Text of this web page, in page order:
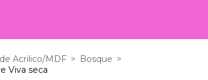
Acrilico/MDF > Bosque >
Viva seca